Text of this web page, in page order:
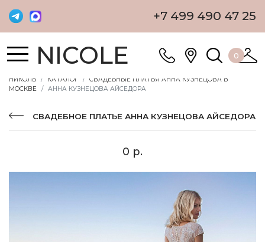
+7 499 490 47 25
NICOLE 0
НИКОЛЬ КАТАЛОГ
СВАДЕБНЫЕ ПЛАТЬЯ АННА КУЗНЕЦОВА В
МОСКВЕ
АННА КУЗНЕЦОВА АЙСЕДОРА
СВАДЕБНОЕ ПЛАТЬЕ АННА КУЗНЕЦОВА АЙСЕДОРА
0 р.